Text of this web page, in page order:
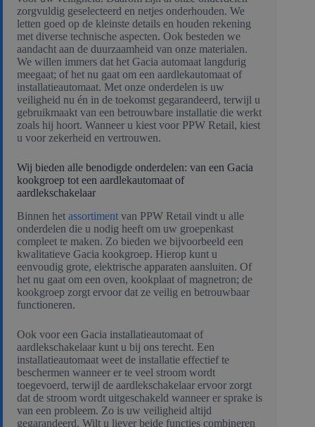
zorgvuldig geselecteerd en netjes onderhouden. We
letten goed op de kleinste details en houden rekening
met diverse technische aspecten. Ook besteden we
aandacht aan de duurzaamheid van onze materialen.
We willen immers dat het Gacia automaat langdurig
meegaat; of het nu gaat om een aardlekautomaat of
installatieautomaat. Met onze onderdelen is uw
veiligheid nu én in de toekomst gegarandeerd, terwijl u
gebruikmaakt van een betrouwbare installatie die werkt
zoals hij hoort. Wanneer u kiest voor PPW Retail, kiest
u voor zekerheid en vertrouwen.
Wij bieden alle benodigde onderdelen: van een Gacia
kookgroep tot een aardlekautomaat of
aardlekschakelaar
Binnen het assortiment van PPW Retail vindt u alle
onderdelen die u nodig heeft om uw groepenkast
compleet te maken. Zo bieden we bijvoorbeeld een
kwalitatieve Gacia kookgroep. Hierop kunt u
eenvoudig grote, elektrische apparaten aansluiten. Of
het nu gaat om een oven, kookplaat of magnetron; de
kookgroep zorgt ervoor dat ze veilig en betrouwbaar
functioneren.
Ook voor een Gacia installatieautomaat of
aardlekschakelaar kunt u bij ons terecht. Een
installatieautomaat weet de installatie effectief te
beschermen wanneer er te veel stroom wordt
toegevoerd, terwijl de aardlekschakelaar ervoor zorgt
dat de stroom wordt uitgeschakeld wanneer er sprake is
van een probleem. Zo is uw veiligheid altijd
gegarandeerd. Wilt u liever beide functies combineren